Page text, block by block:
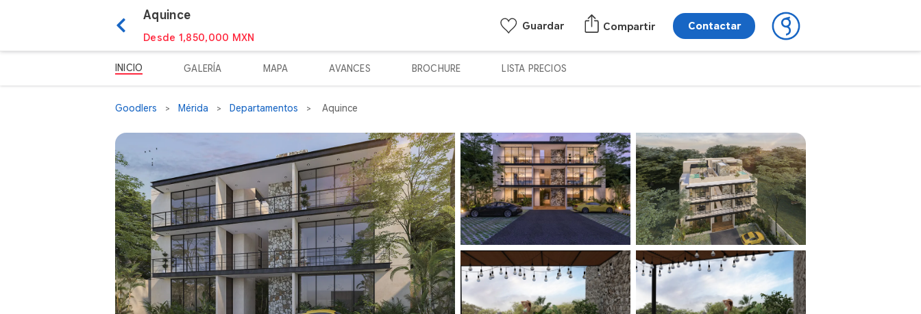
Aquince
Desde 1,850,000 MXN
Guardar Compartir Contactar
INICIO GALERÍA MAPA AVANCES BROCHURE LISTA PRECIOS
Goodlers Mérida Departamentos Aquince